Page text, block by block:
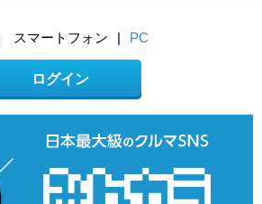
スマートフォン | PC
ログイン